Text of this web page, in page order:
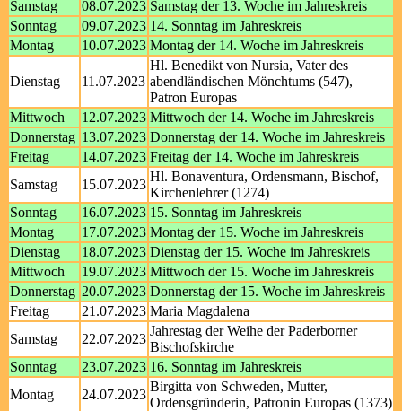
Samstag
08.07.2023 Samstag der 13. Woche im Jahreskreis
Sonntag
09.07.2023 14. Sonntag im Jahreskreis
Montag
10.07.2023 Montag der 14. Woche im Jahreskreis
Dienstag 11.07.2023
Hl. Benedikt von Nursia, Vater des
abendländischen Mönchtums (547),
Patron Europas
Mittwoch
12.07.2023 Mittwoch der 14. Woche im Jahreskreis
Donnerstag 13.07.2023 Donnerstag der 14. Woche im Jahreskreis
Freitag
14.07.2023 Freitag der 14. Woche im Jahreskreis
Samstag
15.07.2023
Hl. Bonaventura, Ordensmann, Bischof,
Kirchenlehrer (1274)
Sonntag
16.07.2023 15. Sonntag im Jahreskreis
Montag
17.07.2023 Montag der 15. Woche im Jahreskreis
Dienstag
18.07.2023 Dienstag der 15. Woche im Jahreskreis
Mittwoch
19.07.2023 Mittwoch der 15. Woche im Jahreskreis
Donnerstag 20.07.2023 Donnerstag der 15. Woche im Jahreskreis
Freitag
21.07.2023 Maria Magdalena
Samstag
22.07.2023
Jahrestag der Weihe der Paderborner
Bischofskirche
Sonntag
23.07.2023 16. Sonntag im Jahreskreis
Montag
24.07.2023
Birgitta von Schweden, Mutter,
Ordensgründerin, Patronin Europas (1373)